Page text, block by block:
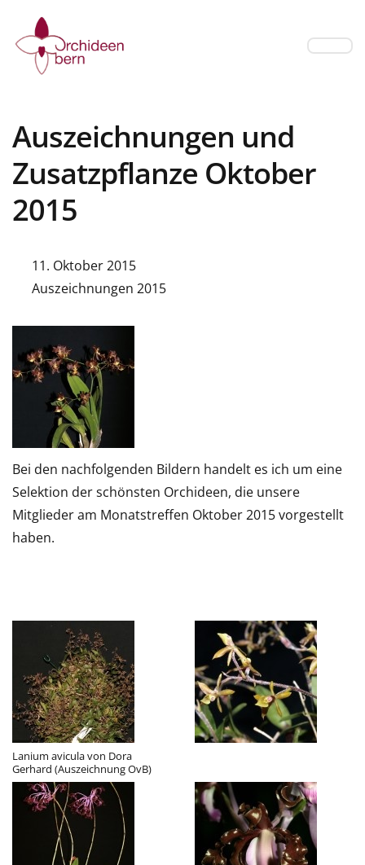
Auszeichnungen und
Zusatzpflanze Oktober
2015
11. Oktober 2015
Auszeichnungen 2015
Bei den nachfolgenden Bildern handelt es ich um eine
Selektion der schönsten Orchideen, die unsere
Mitglieder am Monatstreffen Oktober 2015 vorgestellt
haben.
Lanium avicula von Dora
Gerhard (Auszeichnung OvB)